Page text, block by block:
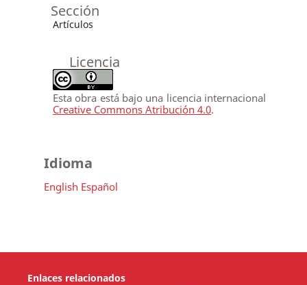
Sección
Artículos
Licencia
Esta obra está bajo una licencia internacional
Creative Commons Atribución 4.0.
Idioma
English Español
Enlaces relacionados